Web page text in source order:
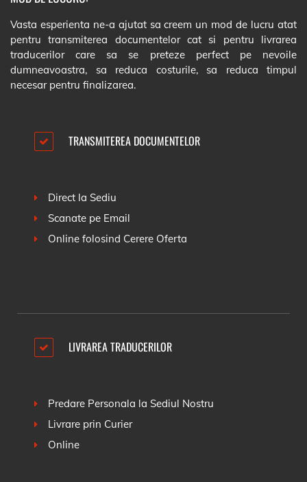
Vasta esperienta ne-a ajutat sa creem un mod de lucru atat
pentru transmiterea documentelor cat si pentru livrarea
traducerilor care sa se preteze perfect pe nevoile
dumneavoastra, sa reduca costurile, sa reduca timpul
necesar pentru finalizarea.
TRANSMITEREA DOCUMENTELOR
Direct la Sediu
Scanate pe Email
Online folosind Cerere Oferta
LIVRAREA TRADUCERILOR
Predare Personala la Sediul Nostru
Livrare prin Curier
Online